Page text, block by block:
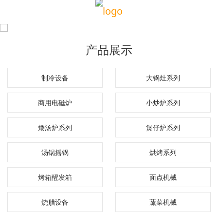
产品展示
制冷设备 大锅灶系列
商用电磁炉 小炒炉系列
矮汤炉系列 煲仔炉系列
汤锅摇锅 烘烤系列
烤箱醒发箱 面点机械
烧腊设备 蔬菜机械